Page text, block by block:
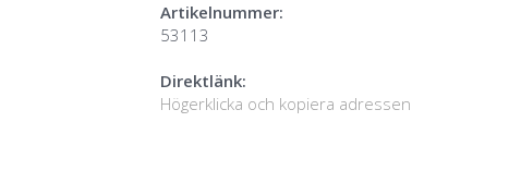
Artikelnummer:
53113
Direktlänk:
Högerklicka och kopiera adressen